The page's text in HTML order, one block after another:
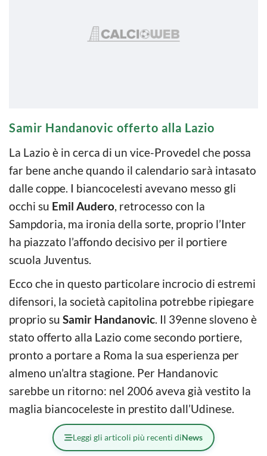
Samir Handanovic offerto alla Lazio
La Lazio è in cerca di un vice-Provedel che possa
far bene anche quando il calendario sarà intasato
dalle coppe. I biancocelesti avevano messo gli
occhi su Emil Audero, retrocesso con la
Sampdoria, ma ironia della sorte, proprio l’Inter
ha piazzato l’affondo decisivo per il portiere
scuola Juventus.
Ecco che in questo particolare incrocio di estremi
difensori, la società capitolina potrebbe ripiegare
proprio su Samir Handanovic. Il 39enne sloveno è
stato offerto alla Lazio come secondo portiere,
pronto a portare a Roma la sua esperienza per
almeno un’altra stagione. Per Handanovic
sarebbe un ritorno: nel 2006 aveva già vestito la
maglia biancoceleste in prestito dall’Udinese.
Leggi gli articoli più recenti diNews